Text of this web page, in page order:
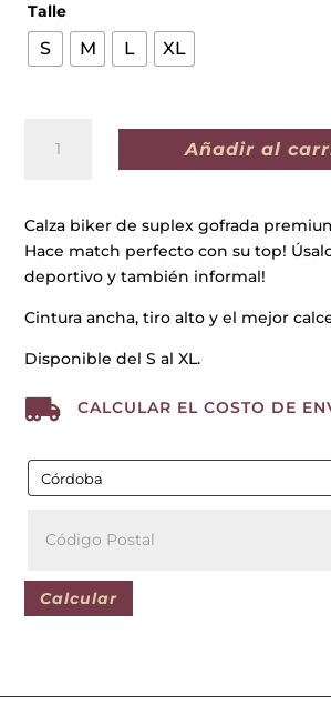
Talle
S M L XL
BIKER
cantidad
Añadir al
Calza biker de suplex gofrada
Hace match perfecto con su top!
deportivo y también informal!
Cintura ancha, tiro alto y el mejor
Disponible del S al XL.
 CALCULAR EL COSTO DE
Calcular